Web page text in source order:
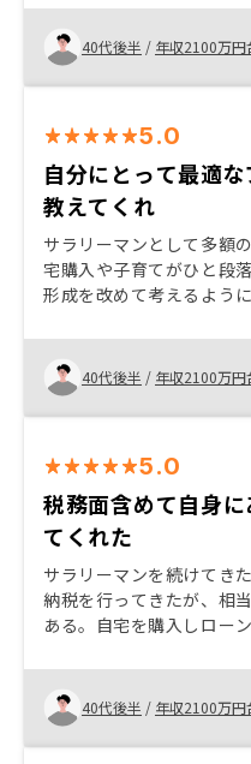
入いたしました。
40代後半 / 年収2100万円
5.0
自分にとって最適
教えてくれ
サラリーマンとして多額
宅購入や子育てがひと段
形成を改めて考えるよう
資に興味を持ち、いくつ
ケットをおさえており入
とてもしっかりしていた
40代後半 / 年収2100万円
5.0
税務面含めて自身
てくれた
サラリーマンを続けてき
納税を行ってきたが、相
ある。自宅を購入しロー
で、次の対策をと考え、
た。 いくつか不動産会社
は、やはり出口対策も含
点が安心感に繋がった。
知識面などのレベルが高
40代後半 / 年収2100万円